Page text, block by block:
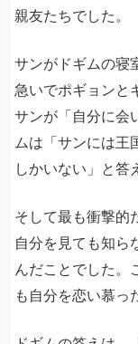
親友たちでした。
サンがドギムの寝
急いでポギョンと
サンが「自分に会
ムは「サンには王
しかいない」と答
そして最も衝撃的
自分を見ても知ら
んだことでした。
も自分を恋い慕っ